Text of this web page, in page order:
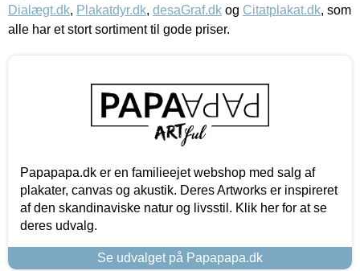
Dialægt.dk, Plakatdyr.dk, desaGraf.dk og Citatplakat.dk, som
alle har et stort sortiment til gode priser.
Papapapa.dk er en familieejet webshop med salg af
plakater, canvas og akustik. Deres Artworks er inspireret
af den skandinaviske natur og livsstil. Klik her for at se
deres udvalg.
Se udvalget på Papapapa.dk